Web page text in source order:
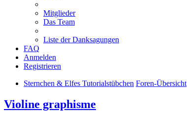
Mitglieder
Das Team
Liste der Danksagungen
FAQ
Anmelden
Registrieren
Sternchen & Elfes Tutorialstübchen Foren-Übersicht
Violine graphisme